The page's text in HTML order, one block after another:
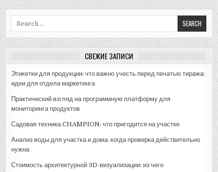
СВЕЖИЕ ЗАПИСИ
Этикетки для продукции: что важно учесть перед печатью тиража:
идеи для отдела маркетинга
Практический взгляд на программную платформу для
мониторинга продуктов
Садовая техника CHAMPION: что пригодится на участке
Анализ воды для участка и дома: когда проверка действительно
нужна
Стоимость архитектурной 3D-визуализации: из чего